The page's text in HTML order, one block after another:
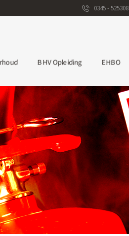
0345 - 525308
BHV Opleiding EHBO